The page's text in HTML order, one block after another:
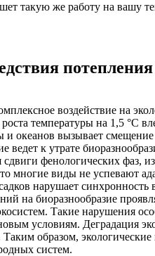
такую же работу на вашу
потепления
воздействие на
температуры на 1,5 °C
вызывает смещение
ведет к утрате
фенологических фаз,
многие виды не успевают
нарушает
на биоразнообразие
Такие нарушения
условиям. Деградация
Таким образом,
систем.